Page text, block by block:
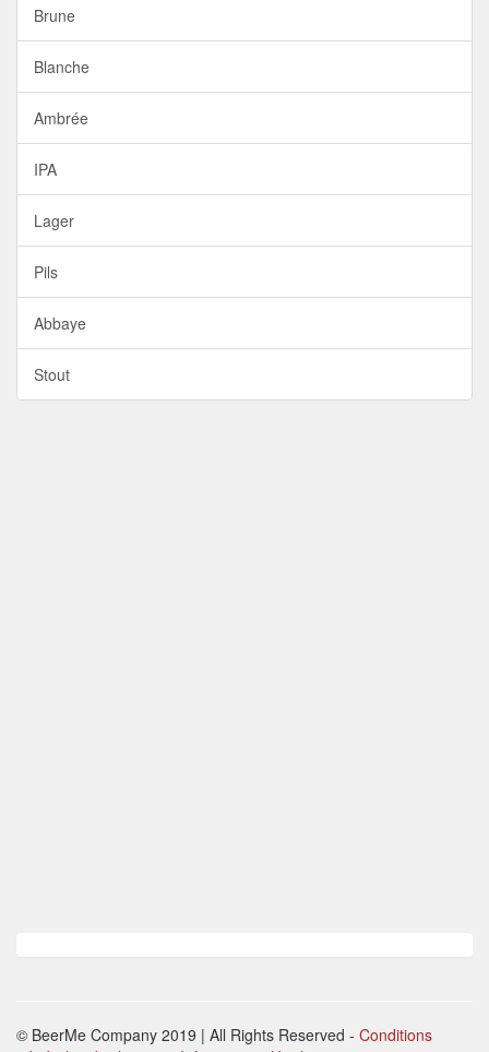
Brune
Blanche
Ambrée
IPA
Lager
Pils
Abbaye
Stout
© BeerMe Company 2019 | All Rights Reserved - Conditions